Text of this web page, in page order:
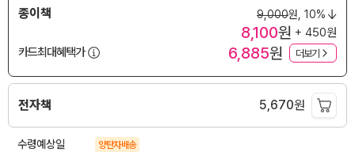
종이책 9,000원, 10%
8,100원 + 450원
카드최대혜택가
6,885원 더보기
전자책 5,670원
수령예상일 양탄자배송